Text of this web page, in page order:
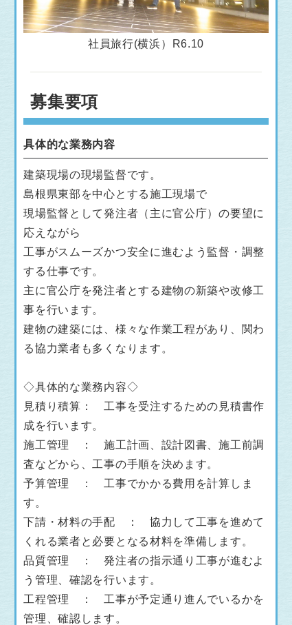
社員旅行(横浜）R6.10
募集要項
具体的な業務内容
建築現場の現場監督です。
島根県東部を中心とする施工現場で
現場監督として発注者（主に官公庁）の要望に
応えながら
工事がスムーズかつ安全に進むよう監督・調整
する仕事です。
主に官公庁を発注者とする建物の新築や改修工
事を行います。
建物の建築には、様々な作業工程があり、関わ
る協力業者も多くなります。
◇具体的な業務内容◇
見積り積算： 工事を受注するための見積書作
成を行います。
施工管理 ： 施工計画、設計図書、施工前調
査などから、工事の手順を決めます。
予算管理 ： 工事でかかる費用を計算しま
す。
下請・材料の手配 ： 協力して工事を進めて
くれる業者と必要となる材料を準備します。
品質管理 ： 発注者の指示通り工事が進むよ
う管理、確認を行います。
工程管理 ： 工事が予定通り進んでいるかを
管理、確認します。